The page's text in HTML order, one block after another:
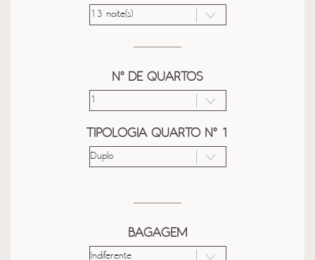
Nº DE QUARTOS
TIPOLOGIA QUARTO Nº 1
BAGAGEM